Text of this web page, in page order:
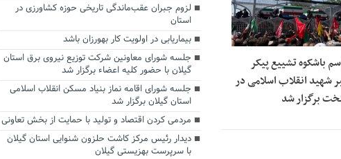
باشکوه تشییع پیکر
شهید انقلاب اسلامی در
برگزار شد
لزوم جبران عقب‌ماندگی تاریخی حوزه کشاورزی در
استان
بیماریابی در اولویت کار بهورزان باشد
جلسه شورای معاونین شرکت توزیع نیروی برق استان
گیلان با حضور کلیه اعضاء برگزار شد
جلسه شورای اقامه نماز بنیاد مسکن انقلاب اسلامی
استان گیلان برگزار شد
مردمی کردن اقتصاد و تولید با حمایت از بخش تعاونی
دیدار رئیس مرکز کاشت حلزون شنوایی استان گیلان
با سرپرست بهزیستی گیلان